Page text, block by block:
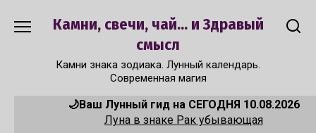
Камни, свечи, чай... и Здравый
смысл
Камни знака зодиака. Лунный календарь.
Современная магия
🌙Ваш Лунный гид на СЕГОДНЯ 10.08.2026
Луна в знаке Рак убывающая